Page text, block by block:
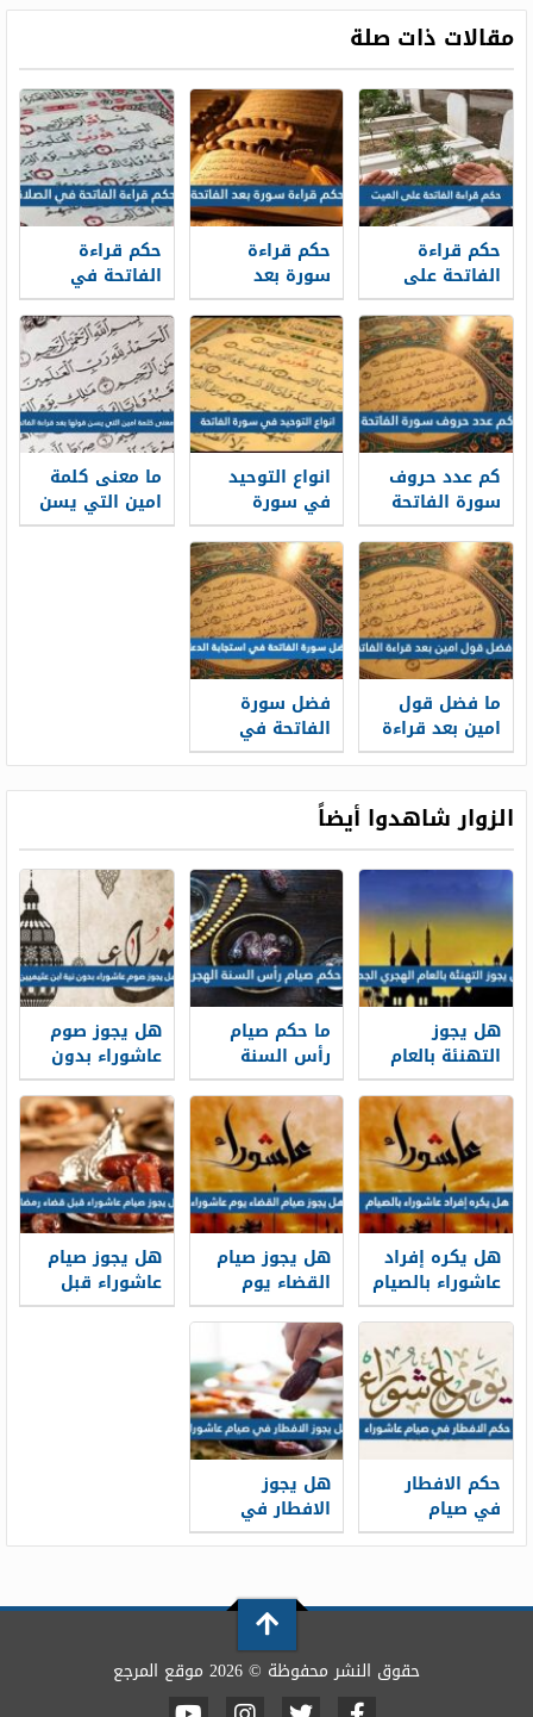
مقالات ذات صلة
حكم قراءة
الفاتحة على
الميت
حكم قراءة
سورة بعد
الفاتحة
حكم قراءة
الفاتحة في
الصلاة
كم عدد حروف
سورة الفاتحة
انواع التوحيد
في سورة
الفاتحة
ما معنى كلمة
امين التي يسن
قولها بعد
ما فضل قول
امين بعد قراءة
الفاتحة
فضل سورة
الفاتحة في
استجابة الدعاء
الزوار شاهدوا أيضاً
هل يجوز
التهنئة بالعام
الهجري الجديد
1448
ما حكم صيام
رأس السنة
الهجرية
هل يجوز صوم
عاشوراء بدون
نية ابن عثيميين
هل يكره إفراد
عاشوراء بالصيام
هل يجوز صيام
القضاء يوم
عاشوراء
هل يجوز صيام
عاشوراء قبل
قضاء رمضان
حكم الافطار
في صيام
عاشوراء
هل يجوز
الافطار في
صيام عاشوراء
حقوق النشر محفوظة © 2026 موقع المرجع